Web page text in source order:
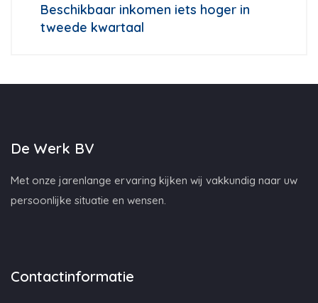
Beschikbaar inkomen iets hoger in
tweede kwartaal
De Werk BV
Met onze jarenlange ervaring kijken wij vakkundig naar uw
persoonlijke situatie en wensen.
Contactinformatie